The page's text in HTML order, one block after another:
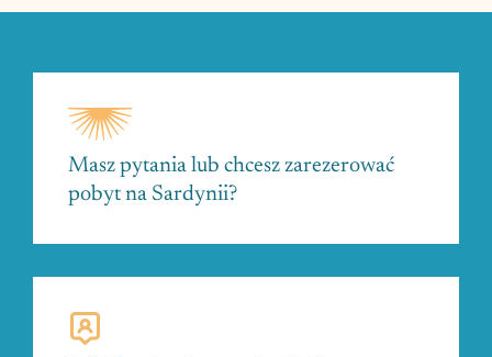
Masz pytania lub chcesz zarezerować
pobyt na Sardynii?